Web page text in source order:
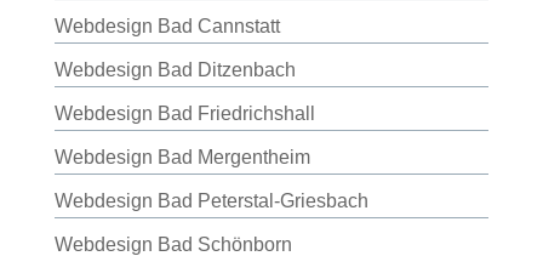
Webdesign Bad Cannstatt
Webdesign Bad Ditzenbach
Webdesign Bad Friedrichshall
Webdesign Bad Mergentheim
Webdesign Bad Peterstal-Griesbach
Webdesign Bad Schönborn